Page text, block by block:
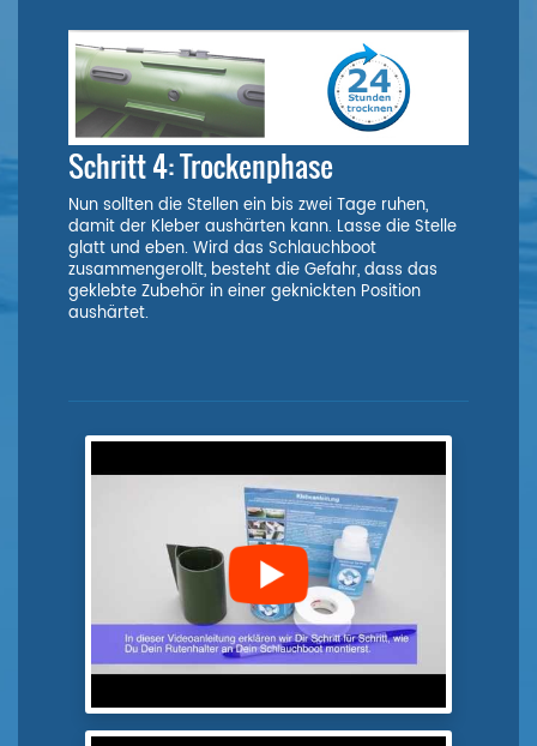
Schritt 4: Trockenphase
Nun sollten die Stellen ein bis zwei Tage ruhen,
damit der Kleber aushärten kann. Lasse die Stelle
glatt und eben. Wird das Schlauchboot
zusammengerollt, besteht die Gefahr, dass das
geklebte Zubehör in einer geknickten Position
aushärtet.